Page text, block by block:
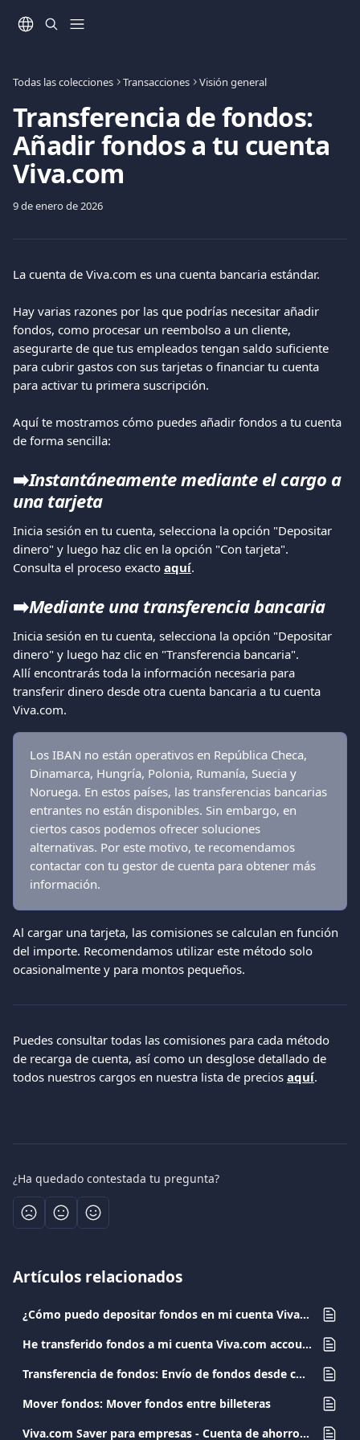
Todas las colecciones Transacciones Visión general
Transferencia de fondos:
Añadir fondos a tu cuenta
Viva.com
9 de enero de 2026
La cuenta de Viva.com es una cuenta bancaria estándar.
Hay varias razones por las que podrías necesitar añadir
fondos, como procesar un reembolso a un cliente,
asegurarte de que tus empleados tengan saldo suficiente
para cubrir gastos con sus tarjetas o financiar tu cuenta
para activar tu primera suscripción.
Aquí te mostramos cómo puedes añadir fondos a tu cuenta
de forma sencilla:
➡️Instantáneamente mediante el cargo a
una tarjeta
Inicia sesión en tu cuenta, selecciona la opción "Depositar
dinero" y luego haz clic en la opción "Con tarjeta".
Consulta el proceso exacto aquí.
➡️Mediante una transferencia bancaria
Inicia sesión en tu cuenta, selecciona la opción "Depositar
dinero" y luego haz clic en "Transferencia bancaria".
Allí encontrarás toda la información necesaria para
transferir dinero desde otra cuenta bancaria a tu cuenta
Viva.com.
Los IBAN no están operativos en República Checa,
Dinamarca, Hungría, Polonia, Rumanía, Suecia y
Noruega. En estos países, las transferencias bancarias
entrantes no están disponibles. Sin embargo, en
ciertos casos podemos ofrecer soluciones
alternativas. Por este motivo, te recomendamos
contactar con tu gestor de cuenta para obtener más
información.
Al cargar una tarjeta, las comisiones se calculan en función
del importe. Recomendamos utilizar este método solo
ocasionalmente y para montos pequeños.
Puedes consultar todas las comisiones para cada método
de recarga de cuenta, así como un desglose detallado de
todos nuestros cargos en nuestra lista de precios aquí.
¿Ha quedado contestada tu pregunta?
Artículos relacionados
¿Cómo puedo depositar fondos en mi cuenta Viva.com?
He transferido fondos a mi cuenta Viva.com account desde otro banco. ¿Cuándo estará disponible el importe?
Transferencia de fondos: Envío de fondos desde cuentas de Viva.com
Mover fondos: Mover fondos entre billeteras
Viva.com Saver para empresas - Cuenta de ahorro con intereses mensuales